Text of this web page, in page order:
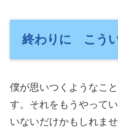
終わりに こう
僕が思いつくようなこ
す。それをもうやって
いないだけかもしれませ